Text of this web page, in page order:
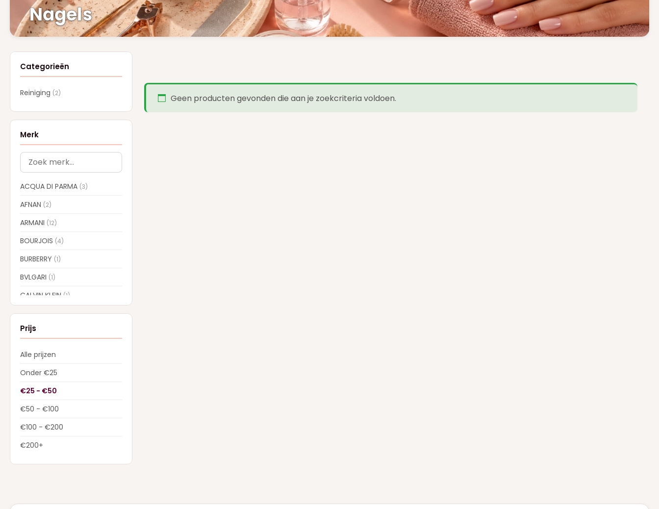
Nagels
Categorieën
Reiniging (2)
Merk
ACQUA DI PARMA (3)
AFNAN (2)
ARMANI (12)
BOURJOIS (4)
BURBERRY (1)
BVLGARI (1)
CALVIN KLEIN (1)
CAROLINA HERRERA(7)
CARTIER
CHLOE
COLLISTAR
CREED (13)
DIOR (22)
Dolce & Gabbana
DSQUARED2
Prijs
Alle prijzen
Onder €25
€25 - €50
€50 - €100
€100 - €200
€200+
Geen producten gevonden die aan je zoekcriteria voldoen.